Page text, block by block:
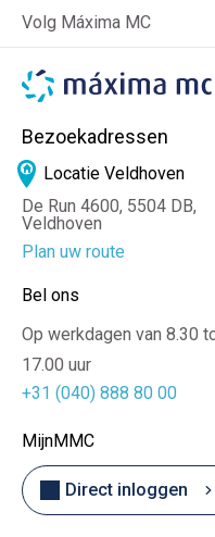
Bel ons
Op werkdagen van 8.30
17.00 uur
+31 (040) 888 80 00
Bezoekadressen
Locatie Veldhoven
De Run 4600, 5504 DB,
Veldhoven
Plan uw route
Volg Máxima MC
MijnMMC
Direct inloggen